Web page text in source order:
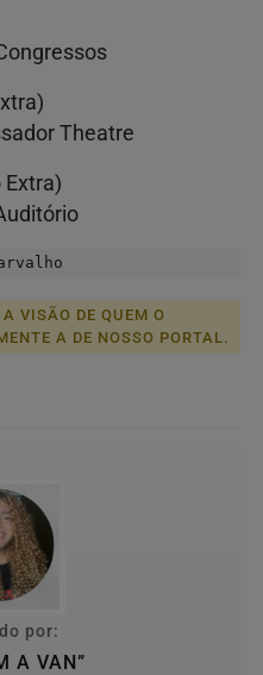
Theatre
VISÃO DE QUEM O
A DE NOSSO PORTAL.
por:
A VAN”